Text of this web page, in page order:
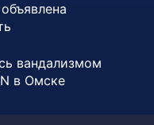
вандализмом
в Омске